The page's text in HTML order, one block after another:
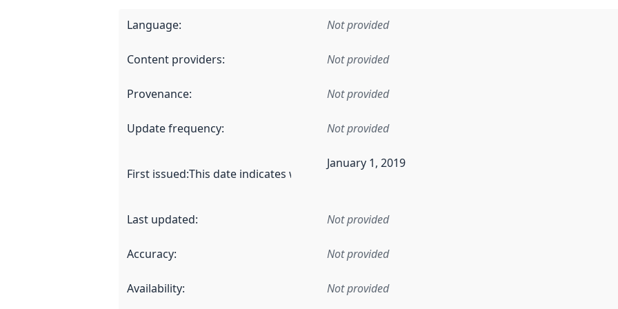
Language: Not provided
Content providers: Not provided
Provenance: Not provided
Update frequency: Not provided
First issued:This date indicates when the data in this dataset was first released. It may have
January 1, 2019
Last updated: Not provided
Accuracy: Not provided
Availability: Not provided